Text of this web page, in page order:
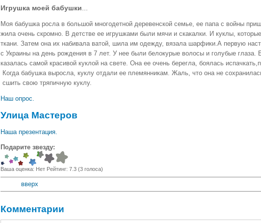
Игрушка моей бабушки
Моя бабушка росла в большой многодетной деревенской семье, ее папа с войны
жила очень скромно. В детстве ее игрушками были мячи и скакалки. И куклы,
ткани. Затем она их набивала ватой, шила им одежду, вязала шарфики. А первую
с Украины на день рождения в 7 лет. У нее были белокурые волосы и голубые глаза.
казалась самой красивой куклой на свете. Она ее очень берегла, боялась
Когда бабушка выросла, куклу отдали ее племянникам. Жаль, что она не
сшить свою тряпичную куклу.
Наш опрос.
Улица Мастеров
Наша презентация.
Подарите звезду:
Ваша оценка: Нет Рейтинг: 7.3 (3голоса)
вверх
Комментарии